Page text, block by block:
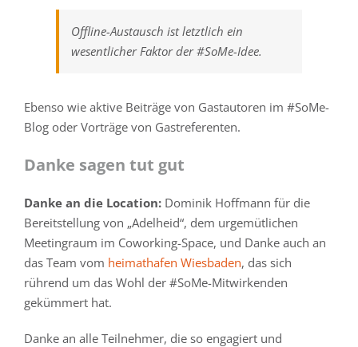
Offline-Austausch ist letztlich ein
wesentlicher Faktor der #SoMe-Idee.
Ebenso wie aktive Beiträge von Gastautoren im #SoMe-
Blog oder Vorträge von Gastreferenten.
Danke sagen tut gut
Danke an die Location: Dominik Hoffmann für die
Bereitstellung von „Adelheid“, dem urgemütlichen
Meetingraum im Coworking-Space, und Danke auch an
das Team vom heimathafen Wiesbaden, das sich
rührend um das Wohl der #SoMe-Mitwirkenden
gekümmert hat.
Danke an alle Teilnehmer, die so engagiert und